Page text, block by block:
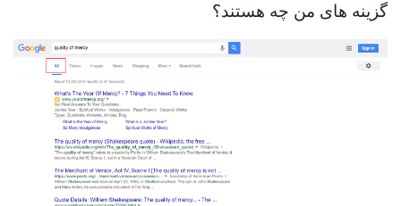
گزینه های من چه هستند؟